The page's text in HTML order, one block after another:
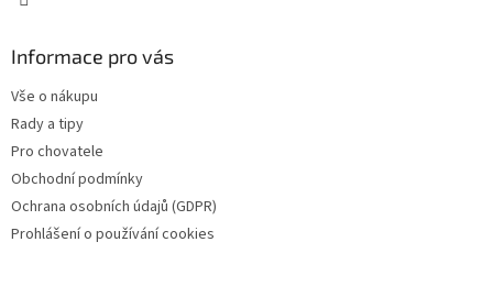
Informace pro vás
Vše o nákupu
Rady a tipy
Pro chovatele
Obchodní podmínky
Ochrana osobních údajů (GDPR)
Prohlášení o používání cookies